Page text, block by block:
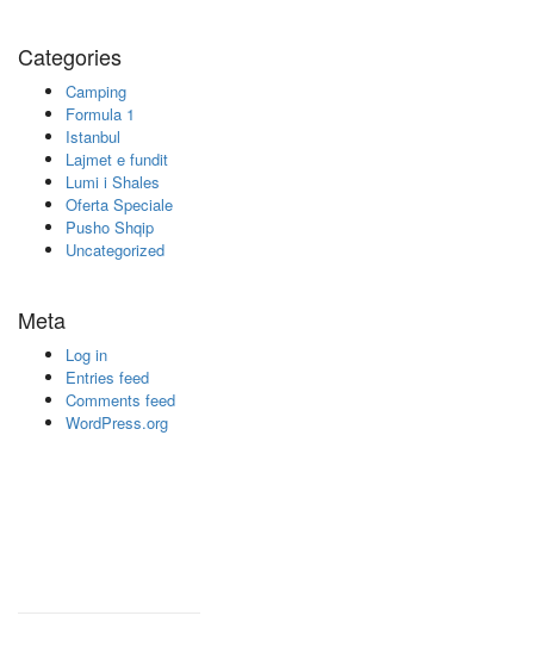
Categories
Camping
Formula 1
Istanbul
Lajmet e fundit
Lumi i Shales
Oferta Speciale
Pusho Shqip
Uncategorized
Meta
Log in
Entries feed
Comments feed
WordPress.org